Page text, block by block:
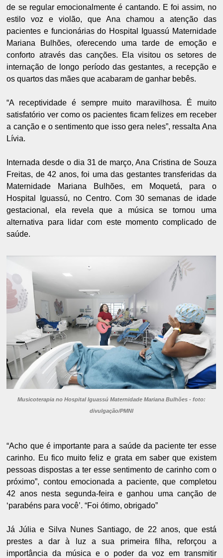
de se regular emocionalmente é cantando. E foi assim, no
estilo voz e violão, que Ana chamou a atenção das
pacientes e funcionárias do Hospital Iguassú Maternidade
Mariana Bulhões, oferecendo uma tarde de emoção e
conforto através das canções. Ela visitou os setores de
internação de longo período das gestantes, a recepção e
os quartos das mães que acabaram de ganhar bebês.
“A receptividade é sempre muito maravilhosa. É muito
satisfatório ver como os pacientes ficam felizes em receber
a canção e o sentimento que isso gera neles”, ressalta Ana
Lívia.
Internada desde o dia 31 de março, Ana Cristina de Souza
Freitas, de 42 anos, foi uma das gestantes transferidas da
Maternidade Mariana Bulhões, em Moquetá, para o
Hospital Iguassú, no Centro. Com 30 semanas de idade
gestacional, ela revela que a música se tornou uma
alternativa para lidar com este momento complicado de
saúde.
Musicoterapia no Hospital Iguassú Maternidade Mariana Bulhões - foto:
divulgação/PMNI
“Acho que é importante para a saúde da paciente ter esse
carinho. Eu fico muito feliz e grata em saber que existem
pessoas dispostas a ter esse sentimento de carinho com o
próximo”, contou emocionada a paciente, que completou
42 anos nesta segunda-feira e ganhou uma canção de
‘parabéns para você’. “Foi ótimo, obrigado”
Já Júlia e Silva Nunes Santiago, de 22 anos, que está
prestes a dar à luz a sua primeira filha, reforçou a
importância da música e o poder da voz em transmitir